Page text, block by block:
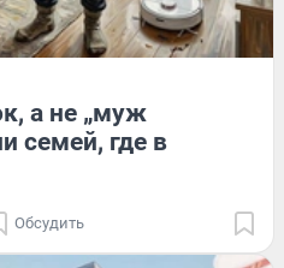
а не „муж
семей, где в
Обсудить